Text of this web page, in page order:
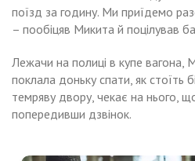
поїзд за годину. Ми приїдемо
– пообіцяв Микита й поцілував
Лежачи на полиці в купе вагона,
поклала доньку спати, як стоїть
темряву двору, чекає на нього,
попередивши дзвінок.